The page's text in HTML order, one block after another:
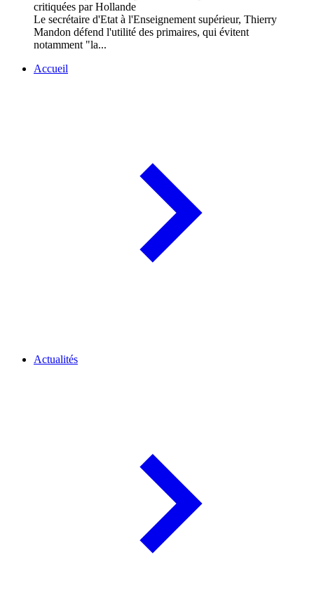
Le secrétaire d'Etat à l'Enseignement supérieur, Thierry
Mandon défend l'utilité des primaires, qui évitent
notamment "la...
Accueil
Actualités